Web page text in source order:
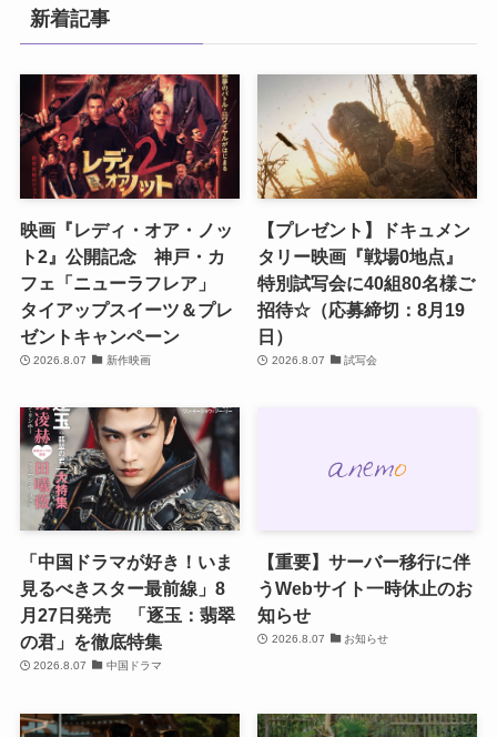
新着記事
映画『レディ・オア・ノッ
ト2』公開記念 神戸・カ
フェ「ニューラフレア」
タイアップスイーツ＆プレ
ゼントキャンペーン
2026.8.07 新作映画
【プレゼント】ドキュメン
タリー映画『戦場0地点』
特別試写会に40組80名様ご
招待☆（応募締切：8月19
日）
2026.8.07 試写会
「中国ドラマが好き！いま
見るべきスター最前線」8
月27日発売 「逐玉：翡翠
の君」を徹底特集
2026.8.07 中国ドラマ
【重要】サーバー移行に伴
うWebサイト一時休止のお
知らせ
2026.8.07 お知らせ